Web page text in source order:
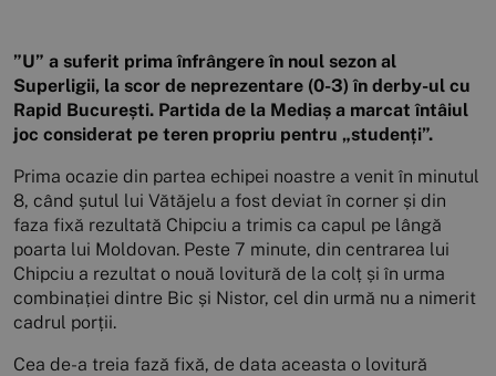
”U” a suferit prima înfrângere în noul sezon al
Superligii, la scor de neprezentare (0-3) în derby-ul cu
Rapid București. Partida de la Mediaș a marcat întâiul
joc considerat pe teren propriu pentru „studenți”.
Prima ocazie din partea echipei noastre a venit în minutul
8, când șutul lui Vătăjelu a fost deviat în corner și din
faza fixă rezultată Chipciu a trimis ca capul pe lângă
poarta lui Moldovan. Peste 7 minute, din centrarea lui
Chipciu a rezultat o nouă lovitură de la colț și în urma
combinației dintre Bic și Nistor, cel din urmă nu a nimerit
cadrul porții.
Cea de-a treia fază fixă, de data aceasta o lovitură